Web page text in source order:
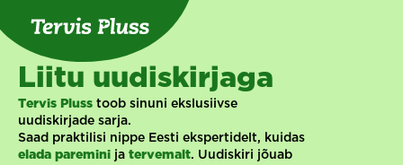
Liitu uudiskirjaga
Tervis Pluss toob sinuni ekslusiivse
uudiskirjade sarja.
elada paremini ja tervemalt. Uudiskiri jõuab